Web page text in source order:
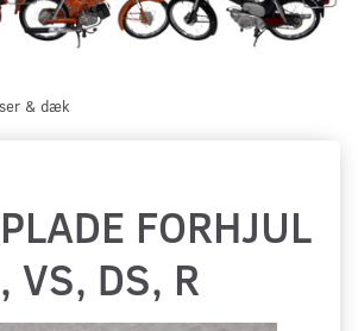
& dæk
FORHJUL
VS, DS, R